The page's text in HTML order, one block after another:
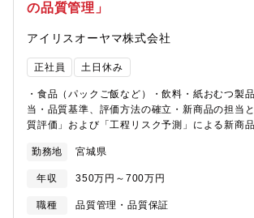
ペース双方で交渉力を発揮できる環境です。受
関われる】市況分析（SCFIなど）を踏まえた運
のスペース確保・トラブル対応まで一貫して携
上流から実行まで関わることで、専門性と実務
会社からの在籍出向となります。
の品質管理」
アイリスオーヤマ株式会社
正社員 土日休み
・食品（パックご飯など）・飲料・紙おむつ製
当・品質基準、評価方法の確立・新商品の担当
質評価」および「工程リスク予測」による新商
産条件の確認・清掃計画の企画等【勤務形態】
8:30-17:303勤3休(2交代勤務)※休憩90分
9:00
勤務地 宮城県
年収 350万円～700万円
職種
品質管理・品質保証